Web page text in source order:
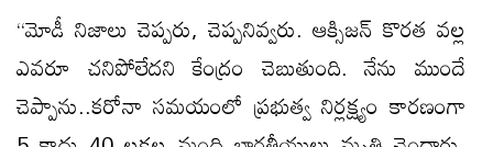
“మోడీ నిజాలు చెప్పరు, చెప్పనివ్వరు. ఆక్సిజన్ కొరత వల్ల
ఎవరూ చనిపోలేదని కేంద్రం చెబుతుంది. నేను ముందే
చెప్పాను..కరోనా సమయంలో ప్రభుత్వ నిర్లక్ష్యం కారణంగా